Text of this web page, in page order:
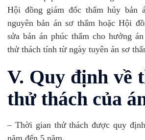
Hội đồng giám đốc thẩm hủy bản
nguyên bản án sơ thẩm hoặc Hội
sửa bản án phúc thẩm cho hưởng
thử thách tính từ ngày tuyên án sơ
V. Quy định về
thử thách của
– Thời gian thử thách được quy
năm đến 5 năm.